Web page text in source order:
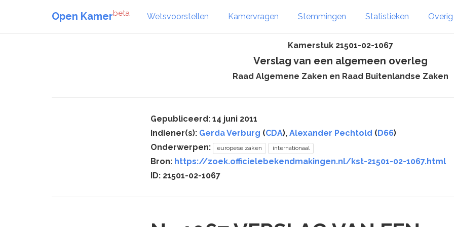
Open Kamerbeta Wetsvoorstellen Kamervragen Stemmingen Statistieken
Kamerstuk 21501-02-1067
Verslag van een algemeen overleg
Raad Algemene Zaken en Raad Buitenlandse Zaken
Gepubliceerd: 14 juni 2011
Indiener(s): Gerda Verburg (CDA), Alexander Pechtold (D66)
Onderwerpen:
europese zaken internationaal
Bron: https://zoek.officielebekendmakingen.nl/kst-21501-02-1067.html
ID: 21501-02-1067